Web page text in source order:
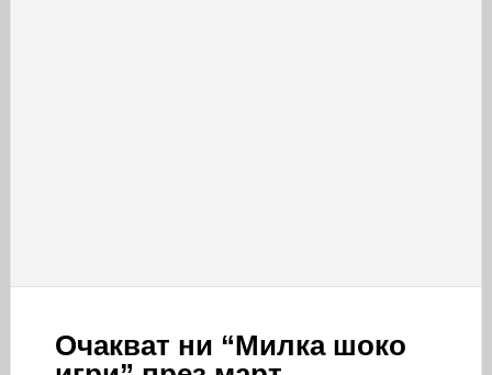
Очакват ни “Милка шоко